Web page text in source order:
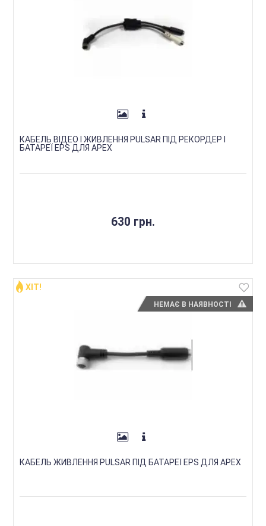
КАБЕЛЬ ВІДЕО І ЖИВЛЕННЯ PULSAR ПІД РЕКОРДЕР І
БАТАРЕЇ EPS ДЛЯ APEX
630 грн.
НЕМАЄ В НАЯВНОСТІ
ХІТ!
КАБЕЛЬ ЖИВЛЕННЯ PULSAR ПІД БАТАРЕЇ EPS ДЛЯ APEX